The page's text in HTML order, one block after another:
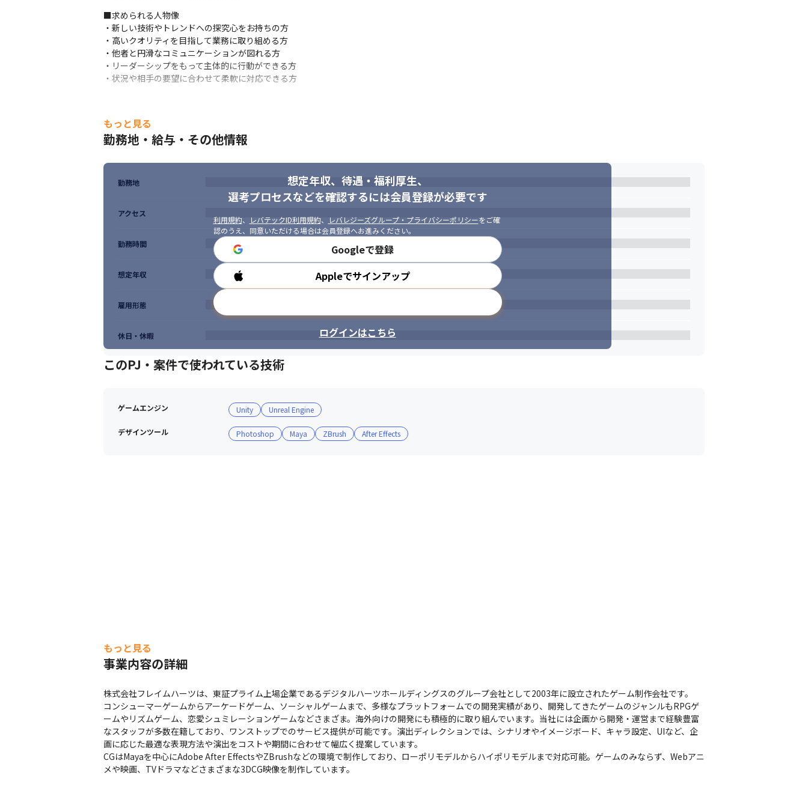
■求められる人物像
・新しい技術やトレンドへの探究心をお持ちの方
・高いクオリティを目指して業務に取り組める方
・他者と円滑なコミュニケーションが図れる方
・リーダーシップをもって主体的に行動ができる方
・状況や相手の要望に合わせて柔軟に対応できる方
もっと見る
勤務地・給与・その他情報
想定年収、待遇・福利厚生、
選考プロセスなどを確認するには会員登録が必要です
利用規約、 レバテックID利用規約、 レバレジーズグループ・プライバシーポリシーをご確
認のうえ、同意いただける場合は会員登録へお進みください。
Googleで登録
Appleでサインアップ
ログインはこちら
勤務地
アクセス
勤務時間
想定年収
雇用形態
休日・休暇
このPJ・案件で使われている技術
ゲームエンジン Unity Unreal Engine
デザインツール Photoshop Maya ZBrush After Effects
もっと見る
事業内容の詳細
株式会社フレイムハーツは、東証プライム上場企業であるデジタルハーツホールディングスのグループ会社として2003年に設立されたゲーム制作会社です。
コンシューマーゲームからアーケードゲーム、ソーシャルゲームまで、多様なプラットフォームでの開発実績があり、開発してきたゲームのジャンルもRPGゲ
ームやリズムゲーム、恋愛シュミレーションゲームなどさまざま。海外向けの開発にも積極的に取り組んでいます。当社には企画から開発・運営まで経験豊富
なスタッフが多数在籍しており、ワンストップでのサービス提供が可能です。演出ディレクションでは、シナリオやイメージボード、キャラ設定、UIなど、企
画に応じた最適な表現方法や演出をコストや期間に合わせて幅広く提案しています。
CGはMayaを中心にAdobe After EffectsやZBrushなどの環境で制作しており、ローポリモデルからハイポリモデルまで対応可能。ゲームのみならず、Webアニ
メや映画、TVドラマなどさまざまな3DCG映像を制作しています。